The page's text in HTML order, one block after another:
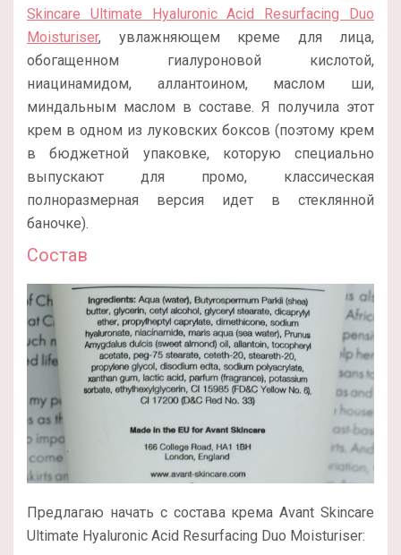
Skincare Ultimate Hyaluronic Acid Resurfacing Duo
Moisturiser, увлажняющем креме для лица,
обогащенном гиалуроновой кислотой,
ниацинамидом, аллантоином, маслом ши,
миндальным маслом в составе. Я получила этот
крем в одном из луковских боксов (поэтому крем
в бюджетной упаковке, которую специально
выпускают для промо, классическая
полноразмерная версия идет в стеклянной
баночке).
Состав
Предлагаю начать с состава крема Avant Skincare
Ultimate Hyaluronic Acid Resurfacing Duo Moisturiser: